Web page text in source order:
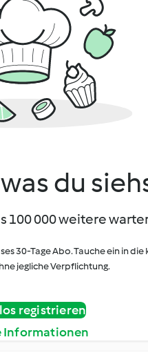
du
100 000 weitere
30-Tage Abo. Tauche ein in
jegliche Verpflichtung.
registrieren
Informationen